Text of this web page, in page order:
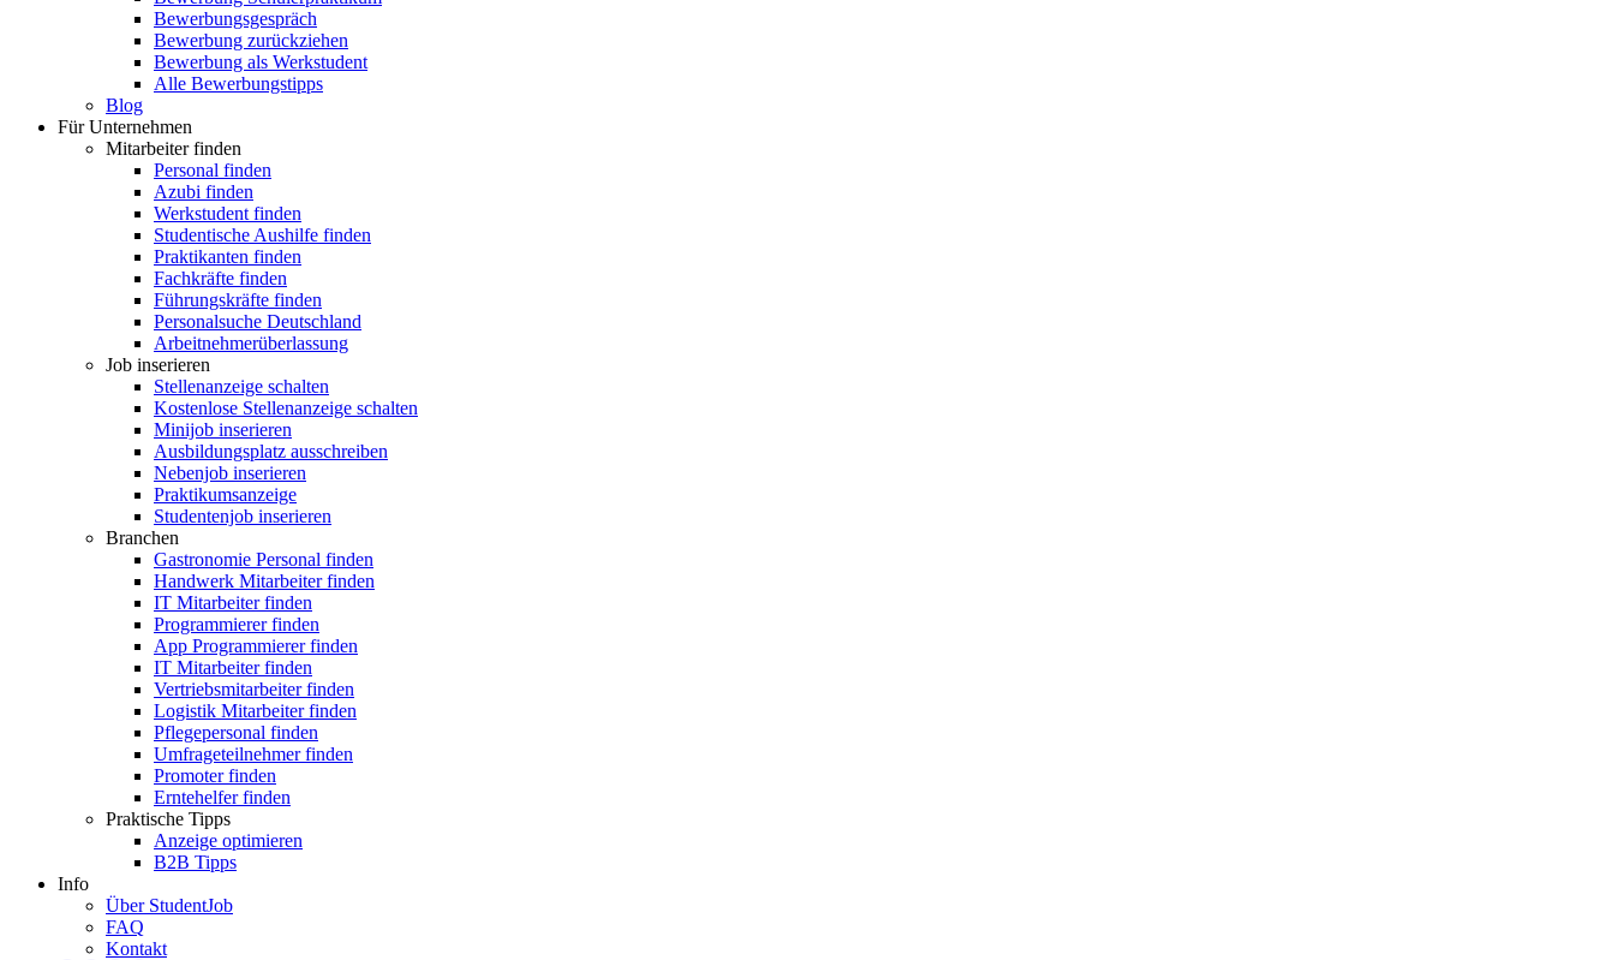
Bewerbungsgespräch
Bewerbung zurückziehen
Bewerbung als Werkstudent
Alle Bewerbungstipps
Blog
Für Unternehmen
Mitarbeiter finden
Personal finden
Azubi finden
Werkstudent finden
Studentische Aushilfe finden
Praktikanten finden
Fachkräfte finden
Führungskräfte finden
Personalsuche Deutschland
Arbeitnehmerüberlassung
Job inserieren
Stellenanzeige schalten
Kostenlose Stellenanzeige schalten
Minijob inserieren
Ausbildungsplatz ausschreiben
Nebenjob inserieren
Praktikumsanzeige
Studentenjob inserieren
Branchen
Gastronomie Personal finden
Handwerk Mitarbeiter finden
IT Mitarbeiter finden
Programmierer finden
App Programmierer finden
IT Mitarbeiter finden
Vertriebsmitarbeiter finden
Logistik Mitarbeiter finden
Pflegepersonal finden
Umfrageteilnehmer finden
Promoter finden
Erntehelfer finden
Praktische Tipps
Anzeige optimieren
B2B Tipps
Info
Über StudentJob
FAQ
Kontakt